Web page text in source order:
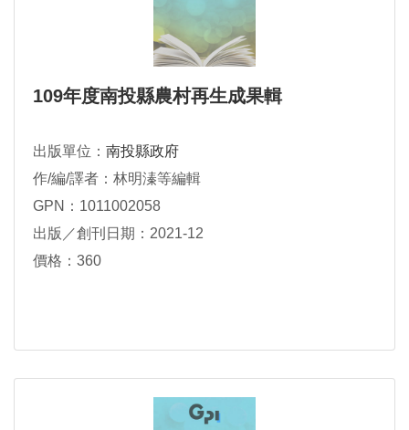
109年度南投縣農村再生成果輯
出版單位： 南投縣政府
作/編/譯者：林明溱等編輯
GPN：1011002058
出版／創刊日期：2021-12
價格：360